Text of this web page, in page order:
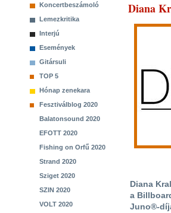
Koncertbeszámoló
Lemezkritika
Interjú
Események
Gitársuli
TOP 5
Hónap zenekara
Fesztiválblog 2020
Balatonsound 2020
EFOTT 2020
Fishing on Orfű 2020
Strand 2020
Sziget 2020
SZIN 2020
VOLT 2020
Diana
Diana
a
Juno®-